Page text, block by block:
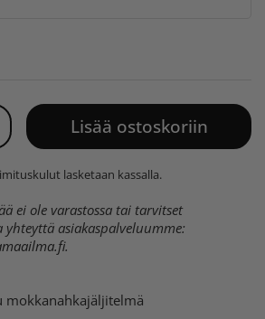
Lisää ostoskoriin
lasketaan kassalla.
ei ole varastossa tai tarvitset
asiakaspalveluumme:
.
mokkanahkajäljitelmä